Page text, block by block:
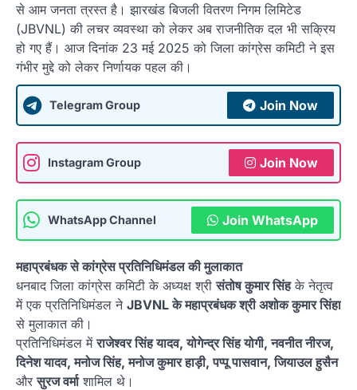
से आम जनता त्रस्त है। झारखंड बिजली वितरण निगम लिमिटेड
(JBVNL) की लचर व्यवस्था को लेकर अब राजनीतिक दल भी सक्रिय
हो गए हैं। आज दिनांक 23 मई 2025 को जिला कांग्रेस कमिटी ने इस
गंभीर मुद्दे को लेकर निर्णायक पहल की।
Telegram Group Join Now
Instagram Group Join Now
WhatsApp Channel Join WhatsApp
महाप्रबंधक से कांग्रेस प्रतिनिधिमंडल की मुलाकात
धनबाद जिला कांग्रेस कमिटी के अध्यक्ष श्रीसंतोष कुमार सिंहके नेतृत्व
में एक प्रतिनिधिमंडल ने JBVNL के महाप्रबंधक श्री अशोक कुमार सिंहा
से मुलाकात की।
प्रतिनिधिमंडल मेंराजेश्वर सिंह यादव, योगेन्द्र सिंह योगी, नवनीत नीरज,
दिनेश यादव, मनोज सिंह, मनोज कुमार हाड़ी, पप्पू पासवान, जियाउल हुसैन
औरसुरज वर्माशामिल थे।